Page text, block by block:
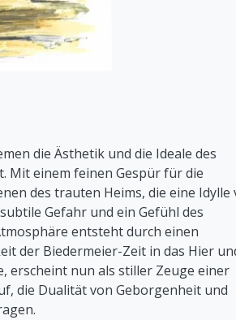
die Ästhetik und die Ideale des
Mit einem feinen Gespür für die
des trauten Heims, die eine Idylle
Gefahr und ein Gefühl des
entsteht durch einen
der Biedermeier-Zeit in das Hier
erscheint nun als stiller Zeuge einer
die Dualität von Geborgenheit und